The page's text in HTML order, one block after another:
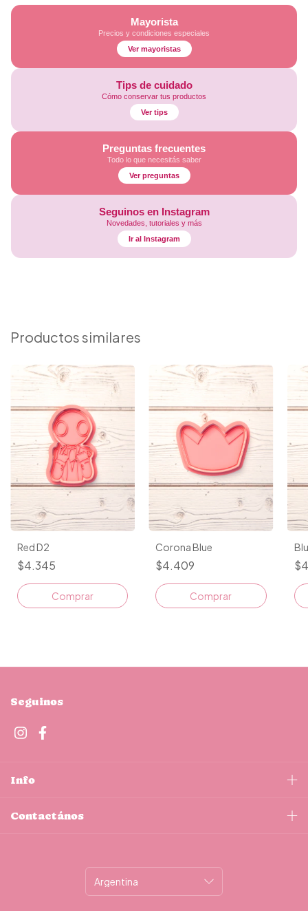
Mayorista
Precios y condiciones especiales
Ver mayoristas
Tips de cuidado
Cómo conservar tus productos
Ver tips
Preguntas frecuentes
Todo lo que necesitás saber
Ver preguntas
Seguinos en Instagram
Novedades, tutoriales y más
Ir al Instagram
Productos similares
Red D2
$4.345
Comprar
Corona Blue
$4.409
Comprar
Seguinos
Info
Contactános